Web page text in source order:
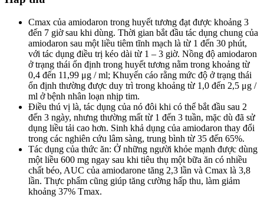
Cmax của amiodaron trong huyết tương đạt được khoảng 3
đến 7 giờ sau khi dùng. Thời gian bắt đầu tác dụng chung của
amiodaron sau một liều tiêm tĩnh mạch là từ 1 đến 30 phút,
với tác dụng điều trị kéo dài từ 1 – 3 giờ. Nồng độ amiodaron
ở trạng thái ổn định trong huyết tương nằm trong khoảng từ
0,4 đến 11,99 μg / ml; Khuyến cáo rằng mức độ ở trạng thái
ổn định thường được duy trì trong khoảng từ 1,0 đến 2,5 μg /
ml ở bệnh nhân loạn nhịp tim.
Điều thú vị là, tác dụng của nó đôi khi có thể bắt đầu sau 2
đến 3 ngày, nhưng thường mất từ ​​1 đến 3 tuần, mặc dù đã sử
dụng liều tải cao hơn. Sinh khả dụng của amiodaron thay đổi
trong các nghiên cứu lâm sàng, trung bình từ 35 đến 65%.
Tác dụng của thức ăn: Ở những người khỏe mạnh được dùng
một liều 600 mg ngay sau khi tiêu thụ một bữa ăn có nhiều
chất béo, AUC của amiodarone tăng 2,3 lần và Cmax là 3,8
lần. Thực phẩm cũng giúp tăng cường hấp thu, làm giảm
khoảng 37% Tmax.